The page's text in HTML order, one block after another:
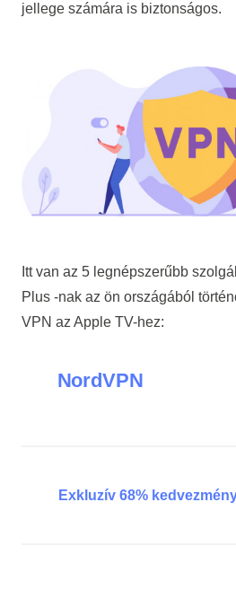
jellege számára is biztonságos.
Itt van az 5 legnépszerűbb
Plus -nak az ön országából
VPN az Apple TV-hez:
NordVPN
Exkluzív 68%